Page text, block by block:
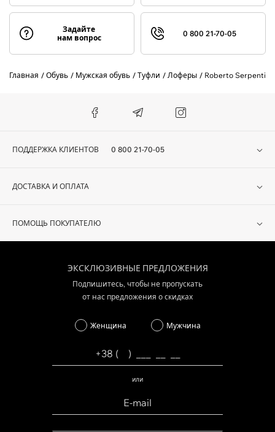
Задайте
нам вопрос
0 800 21-70-05
Главная Обувь Мужская обувь Туфли Лоферы Roberto Serpentini
ПОДДЕРЖКА КЛИЕНТОВ 0 800 21-70-05
ДОСТАВКА И ОПЛАТА
ПОМОЩЬ ПОКУПАТЕЛЮ
ЭКСКЛЮЗИВНЫЕ ПРЕДЛОЖЕНИЯ
Подпишитесь, чтобы не пропускать
от нас предложения о скидках
Женщина Мужчина
или